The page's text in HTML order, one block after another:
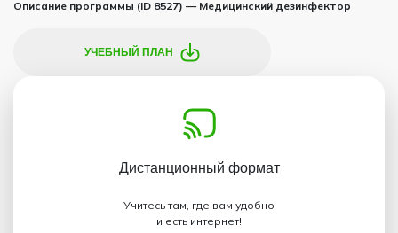
Описание программы (ID 8527) — Медицинский дезинфектор
УЧЕБНЫЙ ПЛАН
Дистанционный формат
Учитесь там, где вам удобно
и есть интернет!